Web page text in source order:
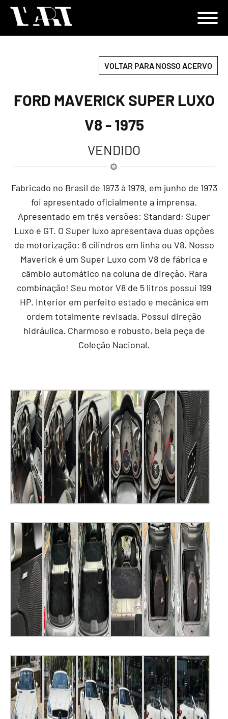
VOLTAR PARA NOSSO ACERVO
FORD MAVERICK SUPER LUXO
V8 - 1975
VENDIDO
Fabricado no Brasil de 1973 à 1979, em junho de 1973
foi apresentado oficialmente a imprensa.
Apresentado em três versões: Standard; Super
Luxo e GT. O Super luxo apresentava duas opções
de motorização: 6 cilindros em linha ou V8. Nosso
Maverick é um Super Luxo com V8 de fábrica e
câmbio automático na coluna de direção. Rara
combinação! Seu motor V8 de 5 litros possui 199
HP. Interior em perfeito estado e mecânica em
ordem totalmente revisada. Possui direção
hidráulica. Charmoso e robusto, bela peça de
Coleção Nacional.